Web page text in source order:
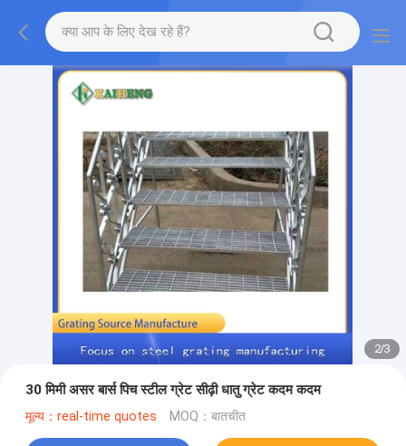
2/3
30 मिमी असर बार्स पिच स्टील ग्रेट सीढ़ी धातु ग्रेट कदम कदम
मूल्य：real-time quotes MOQ：बातचीत